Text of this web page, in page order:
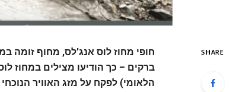
SHARE
חופי מחוז לוס אנג'לס, מחוף זומה
ברקים – כך הודיעו מצילים במחוז
הלאומי) לפקח על מזג האוויר